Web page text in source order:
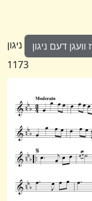
דעם ניגון ניגון
1173